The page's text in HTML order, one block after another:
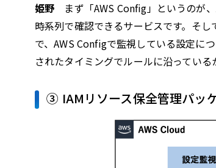
姫野 まず「AWS Config」というのが
時系列で確認できるサービスです。そ
で、AWS Configで監視している設定に
されたタイミングでルールに沿ってい
③ IAMリソース保全管理パッ